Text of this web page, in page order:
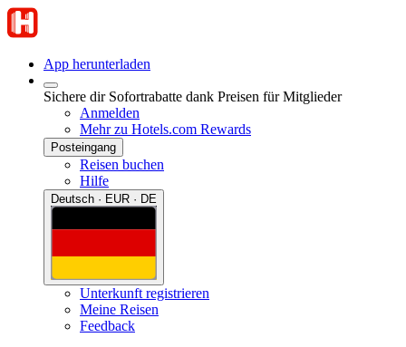
App herunterladen
Sichere dir Sofortrabatte dank Preisen für Mitglieder
Anmelden
Mehr zu Hotels.com Rewards
Posteingang
Reisen buchen
Hilfe
Deutsch · EUR · DE
Unterkunft registrieren
Meine Reisen
Feedback